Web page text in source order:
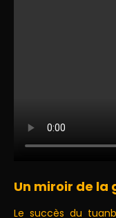
Un miroir de
Le succès du